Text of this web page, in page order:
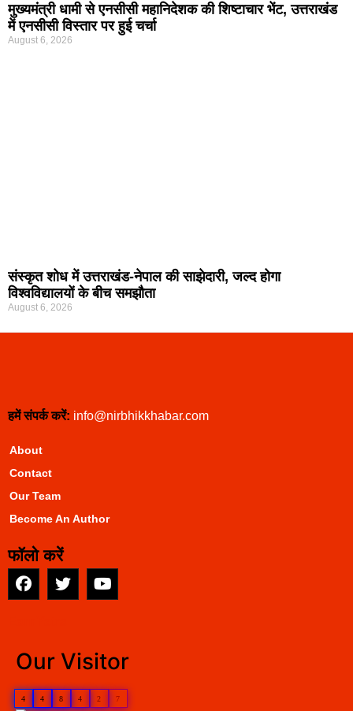
मुख्यमंत्री धामी से एनसीसी महानिदेशक की शिष्टाचार भेंट, उत्तराखंड
में एनसीसी विस्तार पर हुई चर्चा
August 6, 2026
संस्कृत शोध में उत्तराखंड-नेपाल की साझेदारी, जल्द होगा
विश्वविद्यालयों के बीच समझौता
August 6, 2026
हमें संपर्क करें: info@nirbhikkhabar.com
About
Contact
Our Team
Become An Author
फॉलो करें
Our Visitor
4 4 8 4 2 7